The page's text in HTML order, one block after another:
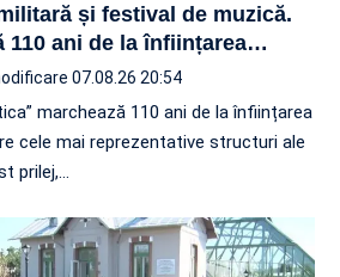
și festival de muzică.
110 ani de la înființarea…
07.08.26 20:54
marchează 110 ani de la înființarea
cele mai reprezentative structuri ale
prilej,…